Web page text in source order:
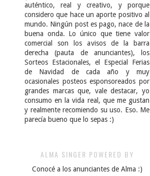
auténtico, real y creativo, y porque
considero que hace un aporte positivo al
mundo. Ningún post es pago, nace de la
buena onda. Lo único que tiene valor
comercial son los avisos de la barra
derecha (pauta de anunciantes), los
Sorteos Estacionales, el Especial Ferias
de Navidad de cada año y muy
ocasionales posteos esponsoreados por
grandes marcas que, vale destacar, yo
consumo en la vida real, que me gustan
y realmente recomiendo su uso. Eso. Me
parecía bueno que lo sepas :)
ALMA SINGER POWERED BY
Conocé a los anunciantes de Alma :)